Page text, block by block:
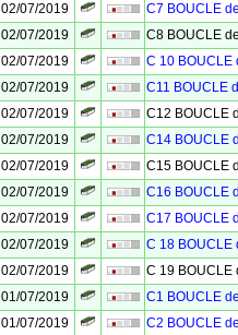
02/07/2019
C7 BOUCLE
02/07/2019
C8 BOUCLE
02/07/2019
C 10 BOUCLE
02/07/2019
C11 BOUCLE
02/07/2019
C12 BOUCLE
02/07/2019
C14 BOUCLE
02/07/2019
C15 BOUCLE
02/07/2019
C16 BOUCLE
02/07/2019
C17 BOUCLE
02/07/2019
C 18 BOUCLE
02/07/2019
C 19 BOUCLE
01/07/2019
C1 BOUCLE
01/07/2019
C2 BOUCLE